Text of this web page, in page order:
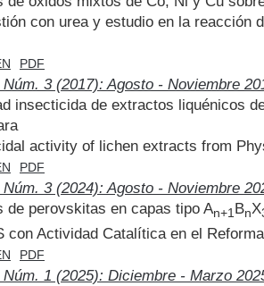
con urea y estudio en la reacción
PDF
Núm. 3 (2017): Agosto - Noviembre
insecticida de extractos liquénicos
activity of lichen extracts from
PDF
Núm. 3 (2024): Agosto - Noviembre
de perovskitas en capas tipo An+1BnX
con Actividad Catalítica en el
PDF
Núm. 1 (2025): Diciembre - Marzo